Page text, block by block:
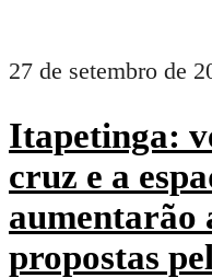
27 de setembro de
Itapetinga:
cruz e a
aumentarão
propostas